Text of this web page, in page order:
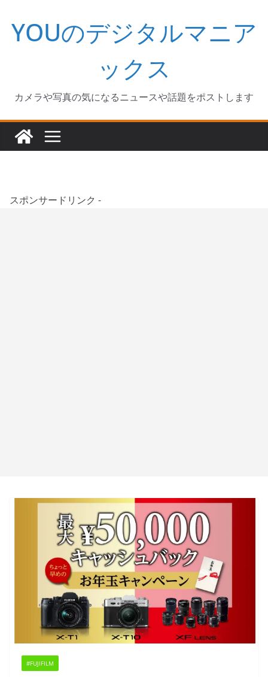
キ
YOUのデジタルマニア
ックス
カメラや写真の気になるニュースや話題をポストします
スポンサードリンク -
#FUJIFILM